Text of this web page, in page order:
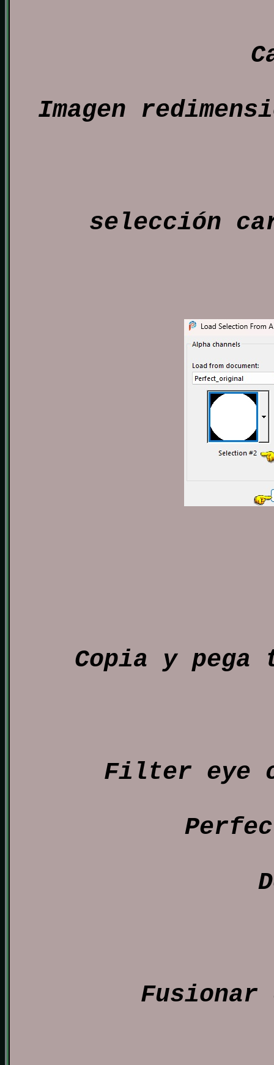
Imagen
selección
Copia y pega
Filter eye
Fusionar